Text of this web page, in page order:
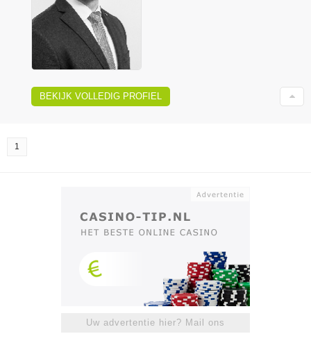
BEKIJK VOLLEDIG PROFIEL
1
Uw advertentie hier? Mail ons